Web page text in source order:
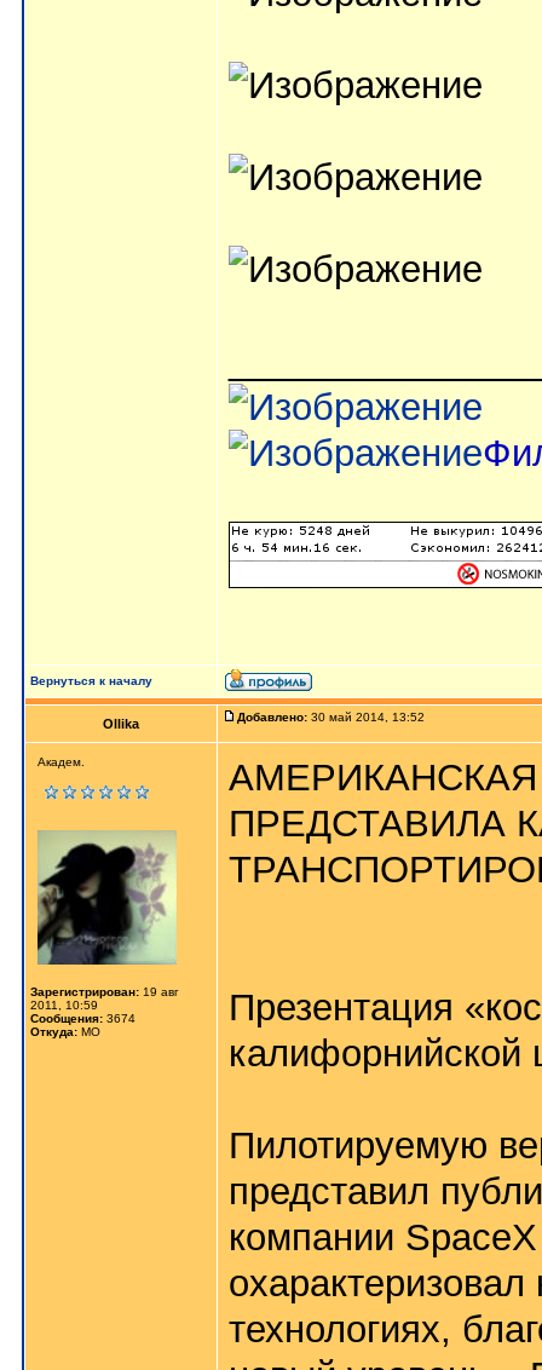
Вернуться к началу
Ollika Добавлено: 30 май 2014, 13:52
Академ.
Зарегистрирован: 19 авг
2011, 10:59
Сообщения: 3674
Откуда: МО
АМЕРИКАНСКАЯ
ПРЕДСТАВИЛА
Презентация
калифорнийской
Пилотируемую
представил
компании
технологиях,